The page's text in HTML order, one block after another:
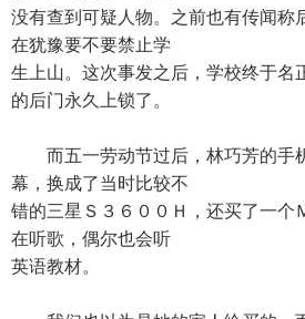
没有查到可疑人物。之前也有传闻称
在犹豫要不要禁止学
生上山。这次事发之后，学校终于名
的后门永久上锁了。
而五一劳动节过后，林巧芳的手
幕，换成了当时比较不
错的三星Ｓ３６００Ｈ，还买了一个
在听歌，偶尔也会听
英语教材。